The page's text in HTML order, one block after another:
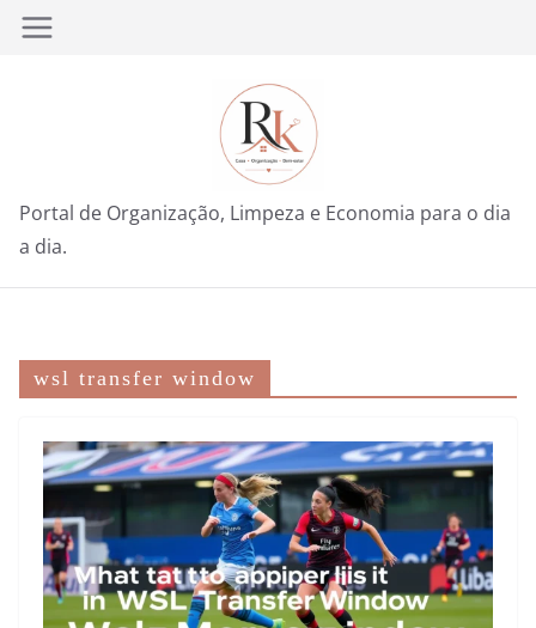
Pular
Portal de Organização, Limpeza e Economia para o dia
a dia.
wsl transfer window